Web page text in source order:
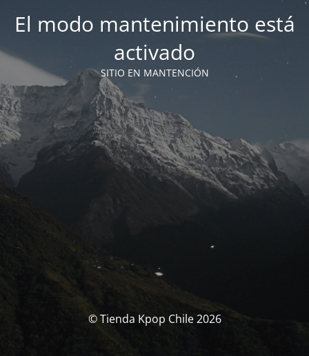
El modo mantenimiento está
activado
SITIO EN MANTENCIÓN
© Tienda Kpop Chile 2026